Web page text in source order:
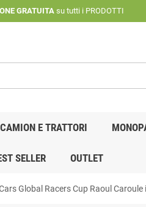
GRATUITAsu tutti i PRODOTTI
CAMION E TRATTORI
SELLER OUTLET
Global Racers Cup Raoul Caroule